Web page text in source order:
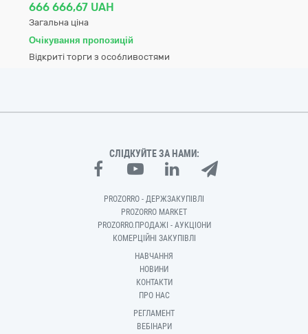
666 666,67 UAH
Загальна ціна
Очікування пропозицій
Відкриті торги з особливостями
СЛІДКУЙТЕ ЗА НАМИ:
PROZORRO - ДЕРЖЗАКУПІВЛІ
PROZORRO MARKET
PROZORRO.ПРОДАЖІ - АУКЦІОНИ
КОМЕРЦІЙНІ ЗАКУПІВЛІ
НАВЧАННЯ
НОВИНИ
КОНТАКТИ
ПРО НАС
РЕГЛАМЕНТ
ВЕБІНАРИ